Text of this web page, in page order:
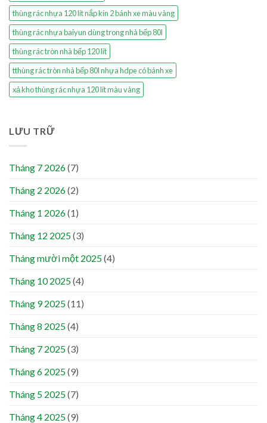
thùng rác nhựa 120 lít nắp kín 2 bánh xe màu vàng
thùng rác nhựa baiyun dùng trong nhà bếp 80l
thùng rác tròn nhà bếp 120 lít
tthùng rác tròn nhà bếp 80l nhựa hdpe có bánh xe
xả kho thùng rác nhựa 120 lít màu vàng
LƯU TRỮ
Tháng 7 2026(7)
Tháng 2 2026(2)
Tháng 1 2026(1)
Tháng 12 2025(3)
Tháng mười một 2025(4)
Tháng 10 2025(4)
Tháng 9 2025(11)
Tháng 8 2025(4)
Tháng 7 2025(3)
Tháng 6 2025(9)
Tháng 5 2025(7)
Tháng 4 2025(9)